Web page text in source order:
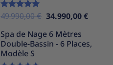
Note5.00
49.990,00€ Le
initial
était :
34.990,00€Le
est :
Spa de Nage 6 Mètres
Double-Bassin - 6 Places,
Modèle S